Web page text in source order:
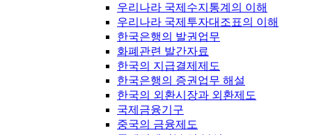
우리나라 국제수지통계의 이해
우리나라 국제투자대조표의 이해
한국은행의 발권업무
화폐관련 발간자료
한국의 지급결제제도
한국은행의 증권업무 해설
한국의 외환시장과 외환제도
국제금융기구
중국의 금융제도